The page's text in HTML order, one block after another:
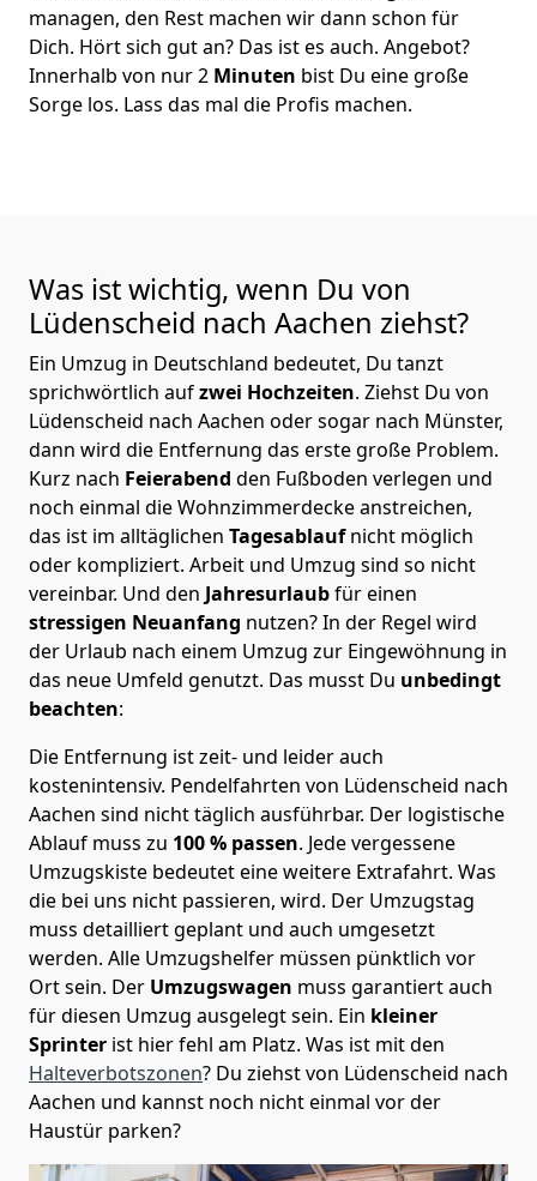
managen, den Rest machen wir dann schon für
Dich. Hört sich gut an? Das ist es auch. Angebot?
Innerhalb von nur 2 Minuten bist Du eine große
Sorge los. Lass das mal die Profis machen.
Was ist wichtig, wenn Du von
Lüdenscheid nach Aachen ziehst?
Ein Umzug in Deutschland bedeutet, Du tanzt
sprichwörtlich aufzwei Hochzeiten. Ziehst Du von
Lüdenscheid nach Aachen oder sogar nach Münster,
dann wird die Entfernung das erste große Problem.
Kurz nach Feierabend den Fußboden verlegen und
noch einmal die Wohnzimmerdecke anstreichen,
das ist im alltäglichen Tagesablaufnicht möglich
oder kompliziert. Arbeit und Umzug sind so nicht
vereinbar. Und den Jahresurlaubfür einen
stressigen Neuanfang nutzen? In der Regel wird
der Urlaub nach einem Umzug zur Eingewöhnung in
das neue Umfeld genutzt. Das musst Du unbedingt
beachten:
Die Entfernung ist zeit- und leider auch
kostenintensiv. Pendelfahrten von Lüdenscheid nach
Aachen sind nicht täglich ausführbar. Der logistische
Ablauf muss zu 100 % passen. Jede vergessene
Umzugskiste bedeutet eine weitere Extrafahrt. Was
die bei uns nicht passieren, wird. Der Umzugstag
muss detailliert geplant und auch umgesetzt
werden. Alle Umzugshelfer müssen pünktlich vor
Ort sein. Der Umzugswagen muss garantiert auch
für diesen Umzug ausgelegt sein. Ein kleiner
Sprinter ist hier fehl am Platz. Was ist mit den
Halteverbotszonen? Du ziehst von Lüdenscheid nach
Aachen und kannst noch nicht einmal vor der
Haustür parken?